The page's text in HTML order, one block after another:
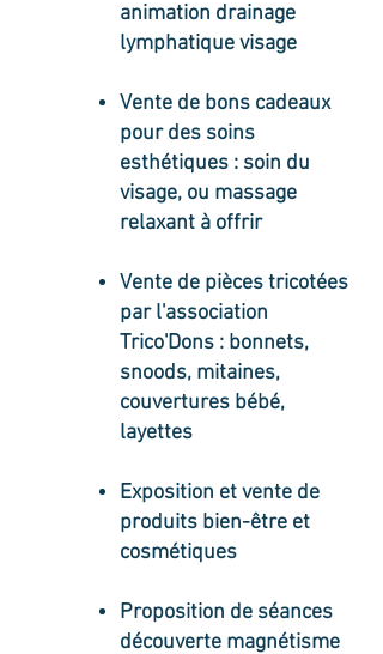
animation drainage
lymphatique visage
Vente de bons cadeaux
pour des soins
esthétiques : soin du
visage, ou massage
relaxant à offrir
Vente de pièces tricotées
par l'association
Trico'Dons : bonnets,
snoods, mitaines,
couvertures bébé,
layettes
Exposition et vente de
produits bien-être et
cosmétiques
Proposition de séances
découverte magnétisme